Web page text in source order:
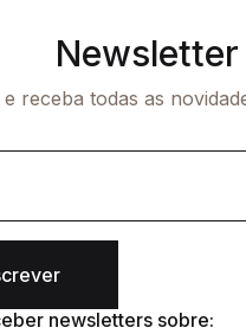
Newsletter
e receba todas as
newsletters sobre: